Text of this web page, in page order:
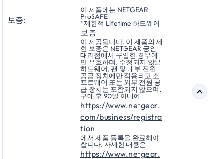
보증:
이 제품에는 NETGEAR
ProSAFE
®제한적 Lifetime 하드웨어
보증
이 제공됩니다. 이 제품의 제
한 보증은 NETGEAR 공인
대리점에서 구입한 경우에
만 유효하며, 수정되지 않은
하드웨어, 팬 및 내부 전원
공급 장치에만 적용되고 소
프트웨어 또는 외부 전원 공
급 장치는 포함되지 않으며,
구매 후 90일 이내에
https://www.netgear.
com/business/registra
tion
에서 제품 등록을 완료해야
합니다. 자세한 내용은
https://www.netgear.